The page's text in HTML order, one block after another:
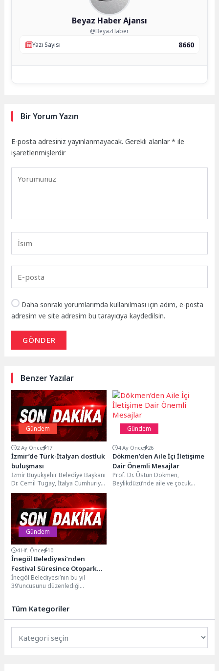
Beyaz Haber Ajansı
@BeyazHaber
Yazı Sayısı
8660
Bir Yorum Yazın
E-posta adresiniz yayınlanmayacak. Gerekli alanlar* ile
işaretlenmişlerdir
Daha sonraki yorumlarımda kullanılması için adım, e-posta
adresim ve site adresim bu tarayıcıya kaydedilsin.
GÖNDER
Benzer Yazılar
Gündem
2 Ay Önce 17
İzmir’de Türk-İtalyan dostluk
buluşması
İzmir Büyükşehir Belediye Başkanı
Dr. Cemil Tugay, İtalya Cumhuriyet
Bayramı kapsamında Türkiye’nin
İtalya Büyükelçisi Giuseppe...
Gündem
4 Ay Önce 26
Dökmen’den Aile İçi İletişime
Dair Önemli Mesajlar
Prof. Dr. Üstün Dökmen,
Beylikdüzü’nde aile ve çocuk
Gündem
4 Hf. Önce 10
İnegöl Belediyesi’nden
Festival Süresince Otopark
Düzenlemesi
İnegöl Belediyesi’nin bu yıl
39’uncusunu düzenlediği
Temmuz tarihleri...
Tüm Kategoriler